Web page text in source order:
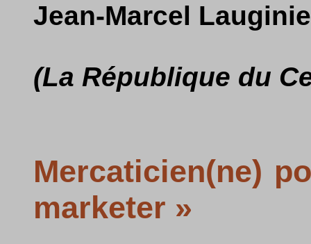
Jean-Marcel
(La République du
Mercaticien(ne)
marketer »